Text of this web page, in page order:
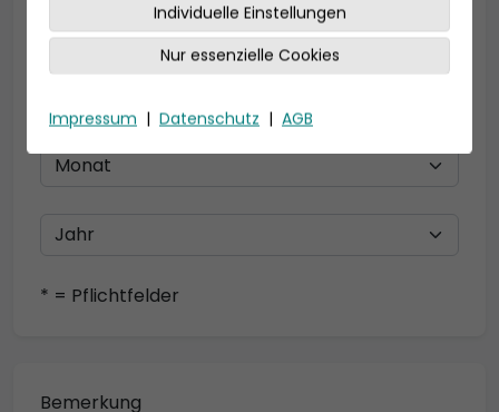
Geburtsdatum
* = Pflichtfelder
Bemerkung
Individuelle Einstellungen
Nur essenzielle Cookies
Impressum | Datenschutz | AGB